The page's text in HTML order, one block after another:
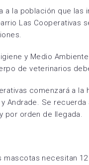
a la población que las
Las Cooperativas
y Medio
de veterinarios
comenzará a la
Andrade. Se
por orden de llegada.
necesitan 12